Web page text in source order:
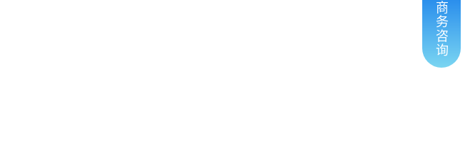
商
务
咨
询